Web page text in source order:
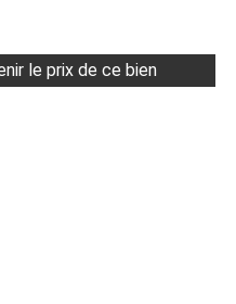
le prix de ce bien